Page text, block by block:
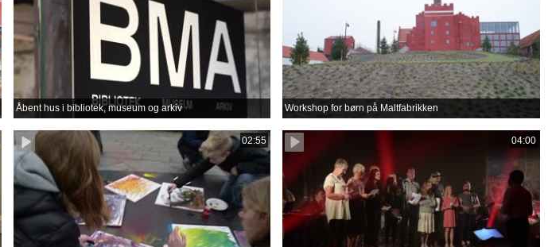
Åbent hus i bibliotek, museum og arkiv Workshop for børn på Maltfabrikken
02:55 04:00